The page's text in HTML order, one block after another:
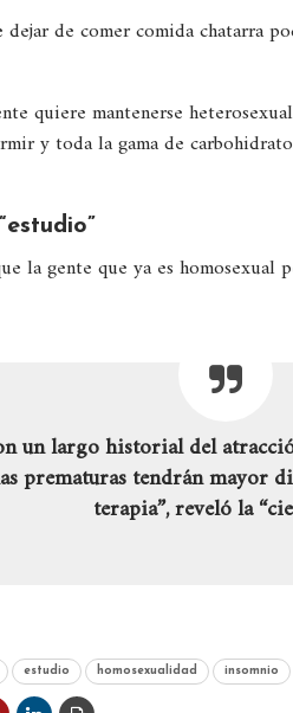
dejar de comer comida chatarra
quiere mantenerse
y toda la gama de
la gente que ya es
un largo historial del
prematuras tendrán mayor
terapia”, reveló la
estudio homosexualidad insomnio